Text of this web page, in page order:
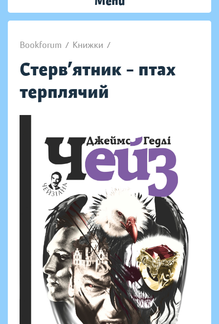
Bookforum / Книжки /
Стерв’ятник – птах
терплячий